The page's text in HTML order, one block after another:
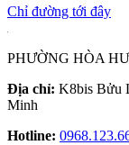
Chỉ đường tới đây
PHƯỜNG HÒA
Địa chỉ: K8bis Bửu
Minh
Hotline: